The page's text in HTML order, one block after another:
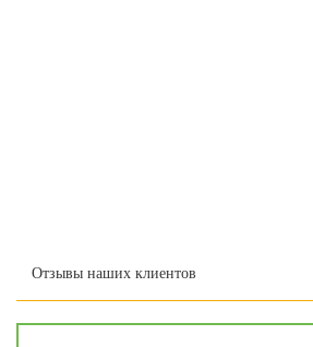
Отзывы наших клиентов